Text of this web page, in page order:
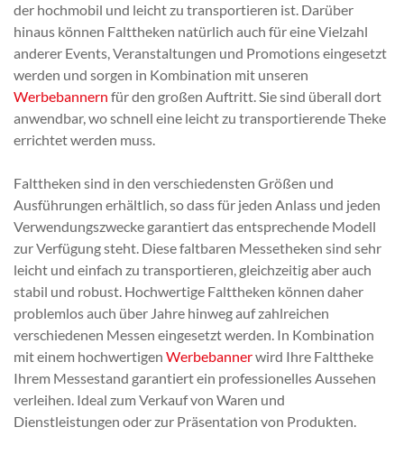
der hochmobil und leicht zu transportieren ist. Darüber
hinaus können Falttheken natürlich auch für eine Vielzahl
anderer Events, Veranstaltungen und Promotions eingesetzt
werden und sorgen in Kombination mit unseren
Werbebannern für den großen Auftritt. Sie sind überall dort
anwendbar, wo schnell eine leicht zu transportierende Theke
errichtet werden muss.
Falttheken sind in den verschiedensten Größen und
Ausführungen erhältlich, so dass für jeden Anlass und jeden
Verwendungszwecke garantiert das entsprechende Modell
zur Verfügung steht. Diese faltbaren Messetheken sind sehr
leicht und einfach zu transportieren, gleichzeitig aber auch
stabil und robust. Hochwertige Falttheken können daher
problemlos auch über Jahre hinweg auf zahlreichen
verschiedenen Messen eingesetzt werden. In Kombination
mit einem hochwertigen Werbebannerwird Ihre Falttheke
Ihrem Messestand garantiert ein professionelles Aussehen
verleihen. Ideal zum Verkauf von Waren und
Dienstleistungen oder zur Präsentation von Produkten.